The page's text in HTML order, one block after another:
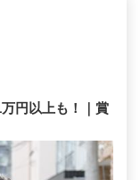
円以上も！｜賞